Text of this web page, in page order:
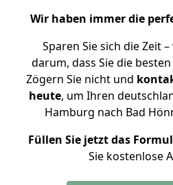
Wir haben immer die
Sparen Sie sich die Zeit
darum, dass Sie die
Zögern Sie nicht und
heute, um Ihren
Hamburg nach Bad
Füllen Sie jetzt das
Sie kostenlose